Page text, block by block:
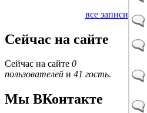
все записи
Сейчас на сайте
Сейчас на сайте 0
пользователей и 41 гость.
Мы ВКонтакте